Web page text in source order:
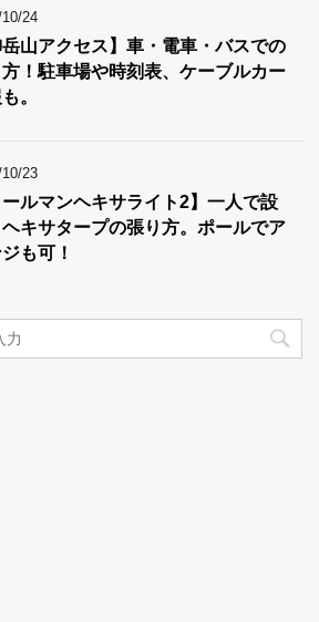
24
岳山アクセス】車・電車・バスでの
！駐車場や時刻表、ケーブルカー
。
23
ールマンヘキサライト2】一人で設
キサタープの張り方。ポールでア
も可！